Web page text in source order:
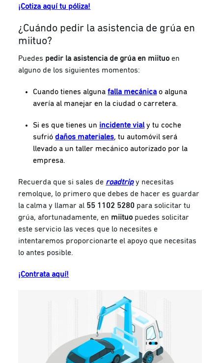
¡Cotiza aquí tu póliza!
¿Cuándo pedir la asistencia de grúa en
miituo?
Puedes pedir la asistencia de grúa en miituoen
alguno de los siguientes momentos:
Cuando tienes alguna falla mecánica o alguna
avería al manejar en la ciudad o carretera.
Si es que tienes un incidente vial y tu coche
sufrió daños materiales, tu automóvil será
llevado a un taller mecánico autorizado por la
empresa.
Recuerda que si sales de roadtrip y necesitas
remolque, lo primero que debes de hacer es guardar
la calma y llamar al 55 1102 5280 para solicitar tu
grúa, afortunadamente, en miituo puedes solicitar
este servicio las veces que lo necesites e
intentaremos proporcionarte el apoyo que necesitas
lo antes posible.
¡Contrata aquí!